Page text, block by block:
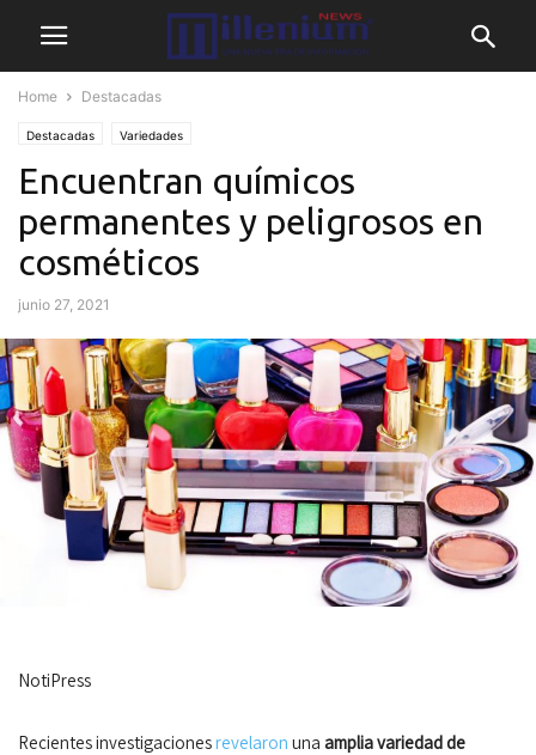
Home Destacadas
Destacadas Variedades
Encuentran químicos
permanentes y peligrosos en
cosméticos
junio 27, 2021
NotiPress
Recientes investigacionesrevelaron una amplia variedad de